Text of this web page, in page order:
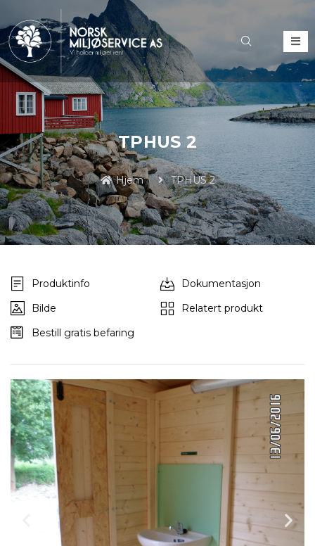
TPHUS 2
Hjem TPHUS 2
Produktinfo
Dokumentasjon
Bilde
Relatert produkt
Bestill gratis befaring